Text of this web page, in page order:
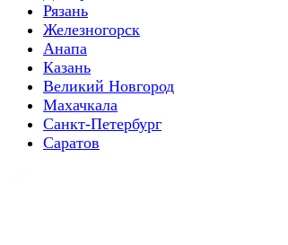
Рязань
Железногорск
Анапа
Казань
Великий Новгород
Махачкала
Санкт-Петербург
Саратов